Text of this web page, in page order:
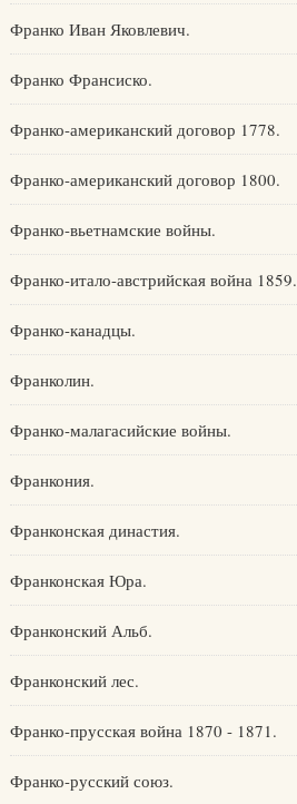
Франко Иван Яковлевич.
Франко Франсиско.
Франко-американский договор 1778.
Франко-американский договор 1800.
Франко-вьетнамские войны.
Франко-итало-австрийская война 1859.
Франко-канадцы.
Франколин.
Франко-малагасийские войны.
Франкония.
Франконская династия.
Франконская Юра.
Франконский Альб.
Франконский лес.
Франко-прусская война 1870 - 1871.
Франко-русский союз.